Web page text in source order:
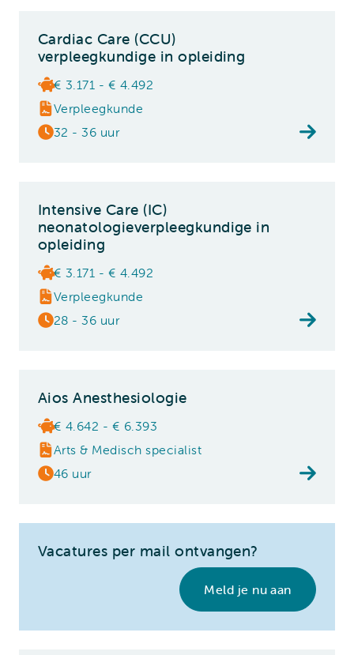
Cardiac Care (CCU)
verpleegkundige in opleiding
€ 3.171 - € 4.492
Verpleegkunde
32 - 36 uur
Intensive Care (IC)
neonatologieverpleegkundige in
opleiding
€ 3.171 - € 4.492
Verpleegkunde
28 - 36 uur
Aios Anesthesiologie
€ 4.642 - € 6.393
Arts & Medisch specialist
46 uur
Vacatures per mail ontvangen?
Meld je nu aan